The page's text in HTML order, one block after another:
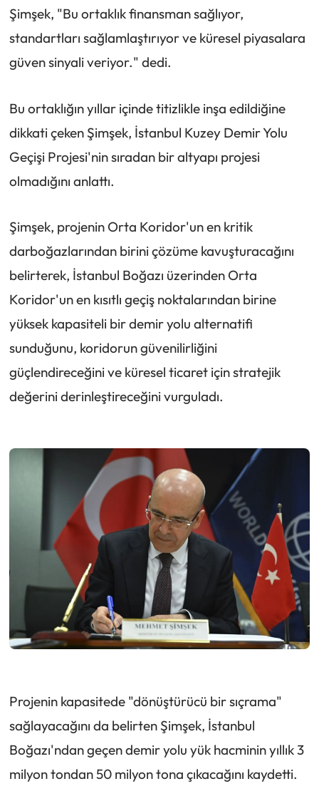
Şimşek, "Bu ortaklık finansman sağlıyor,
standartları sağlamlaştırıyor ve küresel piyasalara
güven sinyali veriyor." dedi.
Bu ortaklığın yıllar içinde titizlikle inşa edildiğine
dikkati çeken Şimşek, İstanbul Kuzey Demir Yolu
Geçişi Projesi'nin sıradan bir altyapı projesi
olmadığını anlattı.
Şimşek, projenin Orta Koridor'un en kritik
darboğazlarından birini çözüme kavuşturacağını
belirterek, İstanbul Boğazı üzerinden Orta
Koridor'un en kısıtlı geçiş noktalarından birine
yüksek kapasiteli bir demir yolu alternatifi
sunduğunu, koridorun güvenilirliğini
güçlendireceğini ve küresel ticaret için stratejik
değerini derinleştireceğini vurguladı.
Projenin kapasitede "dönüştürücü bir sıçrama"
sağlayacağını da belirten Şimşek, İstanbul
Boğazı'ndan geçen demir yolu yük hacminin yıllık 3
milyon tondan 50 milyon tona çıkacağını kaydetti.